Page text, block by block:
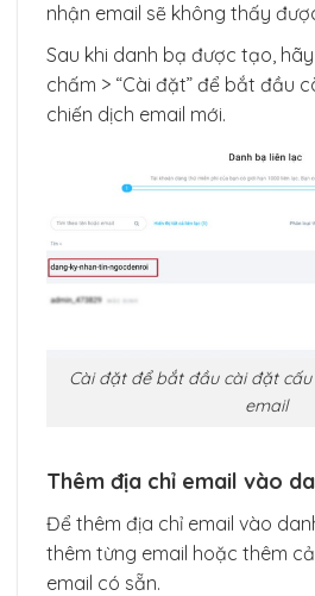
nhận email sẽ không thấy
Sau khi danh bạ được tạo,
chấm > “Cài đặt” để bắt đầu
chiến dịch email mới.
Cài đặt để bắt đầu cài đặt cấu
email
Thêm địa chỉ email vào
Để thêm địa chỉ email vào
thêm từng email hoặc thêm
email có sẵn.